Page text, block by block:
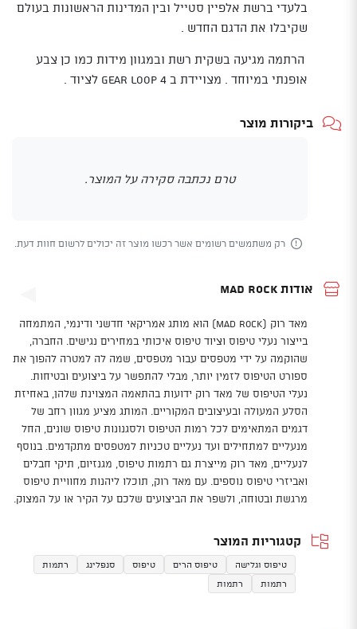
בלעדי ברשת אלפיין סטייל ובין המדינות הראשונות בעולם
שקיבלו את הדגם החדש .
הרתמה מגיעה בשקית רשת ובמגוון מידות כמו כן צבע
אופנתי במיוחד . מצויידת ב 4 GEAR LOOP לציוד .
ביקורות מוצר
טרם נכתבה סקירה על המוצר.
רק משתמשים רשומים אשר רכשו מוצר זה יכולים לרשום חוות דעת.
אודות Mad Rock
מאד רוק (Mad Rock) הוא מותג אמריקאי חדשני ודינמי, המתמחה
בייצור נעלי טיפוס וציוד טיפוס איכותי במחירים נגישים. החברה,
שהוקמה על ידי מטפסים עבור מטפסים, שמה לה למטרה להפוך את
ספורט הטיפוס לזמין יותר, מבלי להתפשר על ביצועים ובטיחות.
נעלי הטיפוס של מאד רוק ידועות בהתאמה המצוינת שלהן, באחיזת
הסלע המעולה ובעיצובים המקוריים. המותג מציע מגוון רחב של
דגמים המתאימים לכל רמות הטיפוס ולסגנונות טיפוס שונים, החל
מנעליים למתחילים ועד נעליים טכניות למטפסים מתקדמים. בנוסף
לנעליים, מאד רוק מייצרת גם רתמות טיפוס, מגנזיום, תיקי חבלים
ואביזרי טיפוס נוספים. עם מאד רוק, תוכלו ליהנות מחוויית טיפוס
מרגשת ובטוחה, ולשפר את הביצועים שלכם על הקיר או על המצוק.
קטגוריות המוצר
טיפוס וגלישה טיפוס הרים טיפוס סנפלינג
רתמות
רתמות
רתמות